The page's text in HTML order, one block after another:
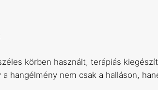
körben használt, terápiás
hangélmény nem csak a halláson,